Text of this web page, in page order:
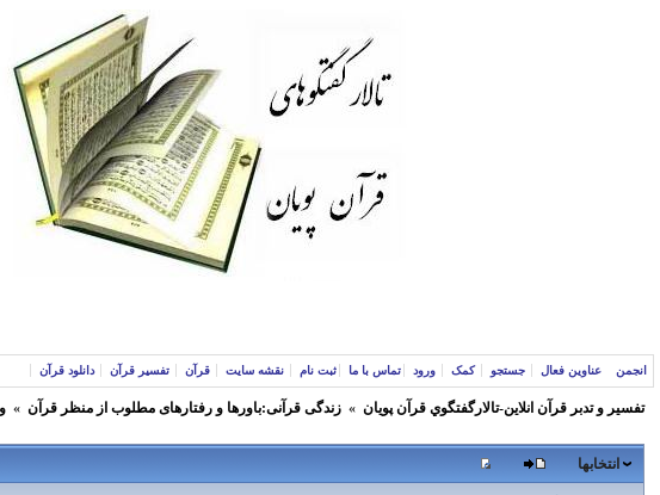
انجمن عناوین فعال جستجو کمک ورود تماس با ما ثبت نام نقشه سایت قرآن تفسیر قرآن دانلود قرآن
تفسير و‌ تدبر قرآن انلاين-تالارگفتگوي قرآن پویان » زندگی قرآنی:باورها و رفتارهای مطلوب از منظر قرآن »
انتخابها